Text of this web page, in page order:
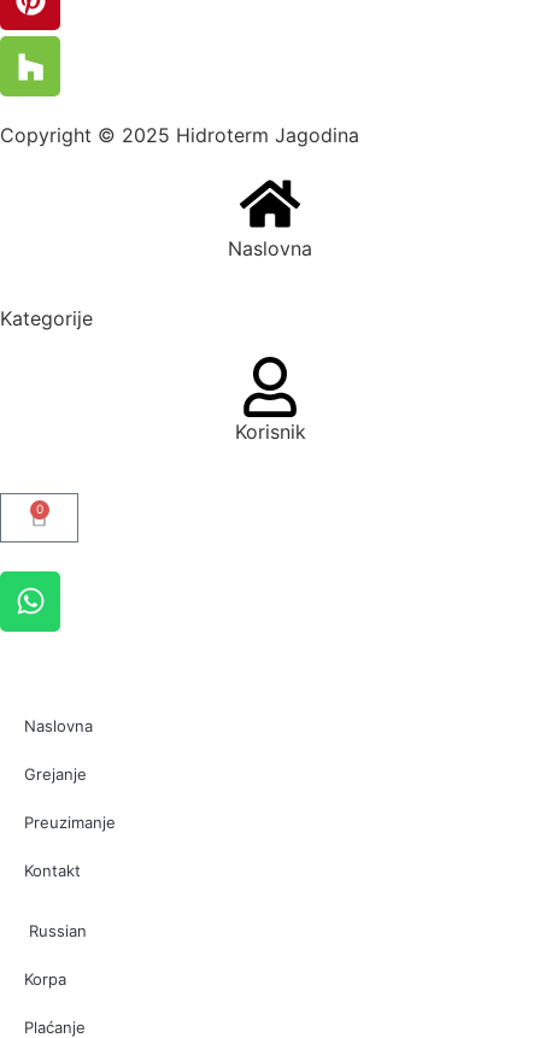
Copyright © 2025 Hidroterm Jagodina
Naslovna
Kategorije
Korisnik
0
Naslovna
Grejanje
Preuzimanje
Kontakt
Russian
Korpa
Plaćanje